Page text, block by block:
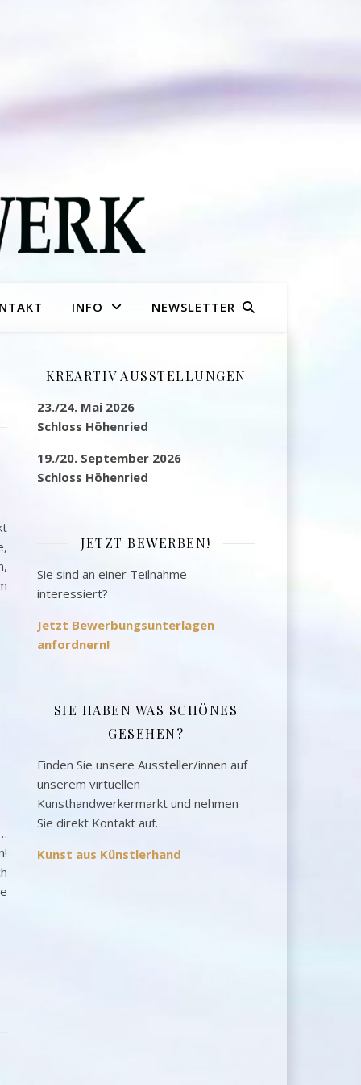
INFO NEWSLETTER
KREARTIV AUSSTELLUNGEN
23./24. Mai 2026
Schloss Höhenried
19./20. September 2026
Schloss Höhenried
JETZT BEWERBEN!
Sie sind an einer Teilnahme
interessiert?
Jetzt Bewerbungsunterlagen
anfordnern!
SIE HABEN WAS SCHÖNES
GESEHEN?
Finden Sie unsere Aussteller/innen auf
unserem virtuellen
Kunsthandwerkermarkt und nehmen
Sie direkt Kontakt auf.
Kunst aus Künstlerhand